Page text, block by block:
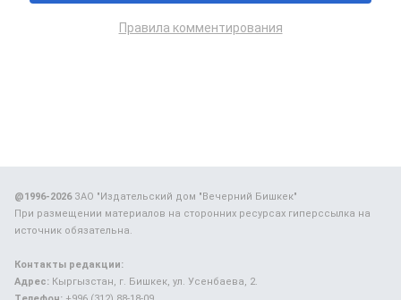
Правила комментирования
@1996-2026ЗАО "Издательский дом "Вечерний Бишкек"
При размещении материалов на сторонних ресурсах гиперссылка на
источник обязательна.
Контакты редакции:
Адрес: Кыргызстан, г. Бишкек, ул. Усенбаева, 2.